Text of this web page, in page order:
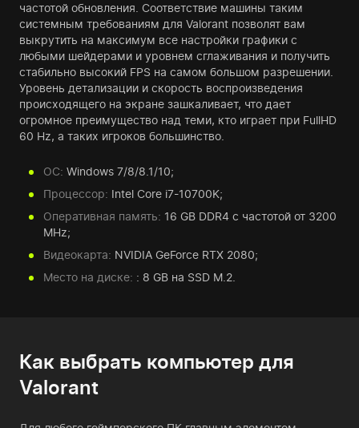
частотой обновления. Соответствие машины таким
системным требованиям для Valorant позволят вам
выкрутить на максимум все настройки графики с
любыми шейдерами и уровнем сглаживания и получить
стабильно высокий FPS на самом большом разрешении.
Уровень детализации и скорость воспроизведения
происходящего на экране зашкаливает, что дает
огромное преимущество над теми, кто играет при FullHD
60 Hz, а таких игроков большинство.
ОС: Windows 7/8/8.1/10;
Процессор: Intel Core i7-10700K;
Оперативная память: 16 GB DDR4 с частотой от 3200
MHz;
Видеокарта: NVIDIA GeForce RTX 2080;
Место на диске: : 8 GB на SSD M.2.
Как выбрать компьютер для
Valorant